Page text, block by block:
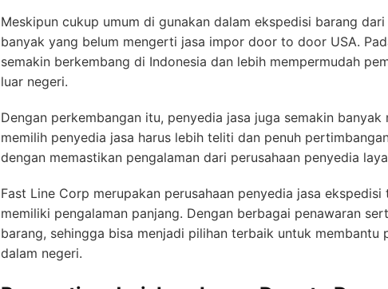
Meskipun cukup umum di gunakan dalam ekspedisi barang
banyak yang belum mengerti jasa impor door to door USA.
semakin berkembang di Indonesia dan lebih mempermudah
luar negeri.
Dengan perkembangan itu, penyedia jasa juga semakin banyak
memilih penyedia jasa harus lebih teliti dan penuh
dengan memastikan pengalaman dari perusahaan penyedia
Fast Line Corp merupakan perusahaan penyedia jasa
memiliki pengalaman panjang. Dengan berbagai penawaran
barang, sehingga bisa menjadi pilihan terbaik untuk membantu
dalam negeri.